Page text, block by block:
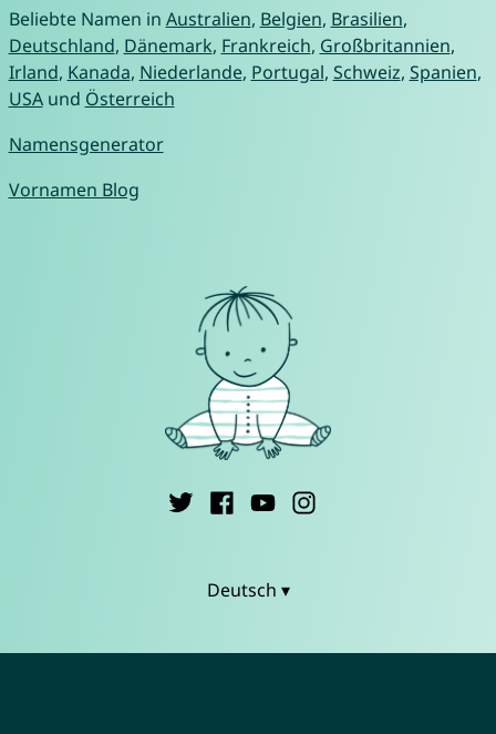
Beliebte Namen in Australien, Belgien, Brasilien,
Deutschland, Dänemark, Frankreich, Großbritannien,
Irland, Kanada, Niederlande, Portugal, Schweiz, Spanien,
USAund Österreich
Namensgenerator
Vornamen Blog
Deutsch ▾